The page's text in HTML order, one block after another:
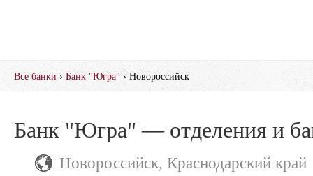
Все банки › Банк "Югра" › Новороссийск
Банк "Югра" — отделения и
Новороссийск, Краснодарский край